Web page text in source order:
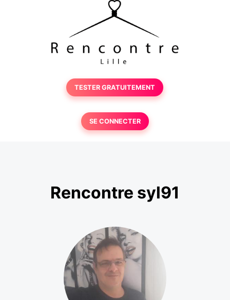
TESTER GRATUITEMENT
SE CONNECTER
Rencontre syl91